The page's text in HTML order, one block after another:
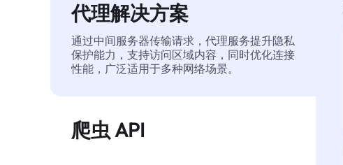
代理解决方案
通过中间服务器传输请求，代理服务提升隐私
保护能力，支持访问区域内容，同时优化连接
性能，广泛适用于多种网络场景。
爬虫 API